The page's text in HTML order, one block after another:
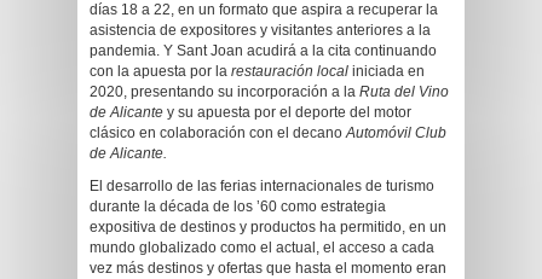
días 18 a 22, en un formato que aspira a recuperar la
asistencia de expositores y visitantes anteriores a la
pandemia. Y Sant Joan acudirá a la cita continuando
con la apuesta por la restauración local iniciada en
2020, presentando su incorporación a la Ruta del Vino
de Alicante y su apuesta por el deporte del motor
clásico en colaboración con el decanoAutomóvil Club
de Alicante.
El desarrollo de las ferias internacionales de turismo
durante la década de los ’60 como estrategia
expositiva de destinos y productos ha permitido, en un
mundo globalizado como el actual, el acceso a cada
vez más destinos y ofertas que hasta el momento eran